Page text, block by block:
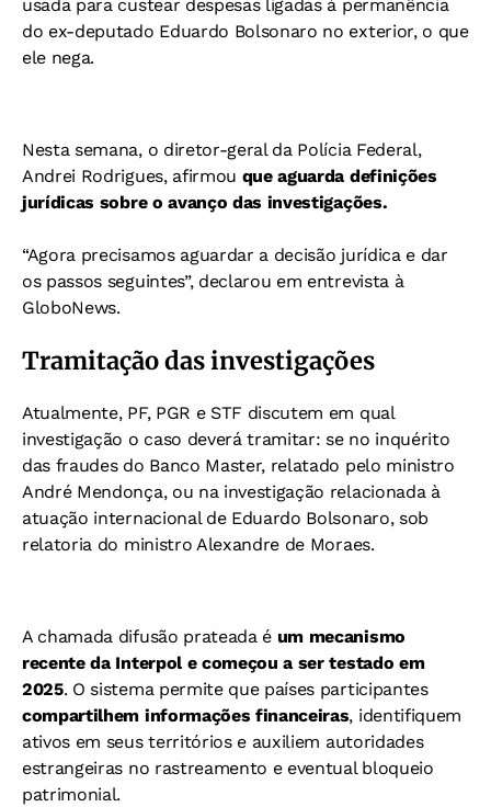
usada para custear despesas ligadas à permanência
do ex-deputado Eduardo Bolsonaro no exterior, o que
ele nega.
Nesta semana, o diretor-geral da Polícia Federal,
Andrei Rodrigues, afirmou que aguarda definições
jurídicas sobre o avanço das investigações.
“Agora precisamos aguardar a decisão jurídica e dar
os passos seguintes”, declarou em entrevista à
GloboNews.
Tramitação das investigações
Atualmente, PF, PGR e STF discutem em qual
investigação o caso deverá tramitar: se no inquérito
das fraudes do Banco Master, relatado pelo ministro
André Mendonça, ou na investigação relacionada à
atuação internacional de Eduardo Bolsonaro, sob
relatoria do ministro Alexandre de Moraes.
A chamada difusão prateada é um mecanismo
recente da Interpol e começou a ser testado em
2025. O sistema permite que países participantes
compartilhem informações financeiras, identifiquem
ativos em seus territórios e auxiliem autoridades
estrangeiras no rastreamento e eventual bloqueio
patrimonial.